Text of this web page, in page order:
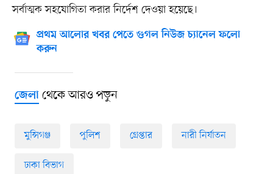
সর্বাত্মক সহযোগিতা করার নির্দেশ দেওয়া হয়েছে।
প্রথম আলোর খবর পেতে গুগল নিউজ চ্যানেল ফলো
করুন
জেলাথেকে আরও পড়ুন
মুন্সিগঞ্জ পুলিশ গ্রেপ্তার নারী নির্যাতন
ঢাকা বিভাগ